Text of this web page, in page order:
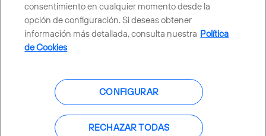
Centro Global Transparencia
Política de cookies Aviso legal
Accesibilidad Política de privacidad
consentimiento en cualquier momento desde la
opción de configuración. Si deseas obtener
información más detallada, consulta nuestra Política
de Cookies
CONFIGURAR
RECHAZAR TODAS